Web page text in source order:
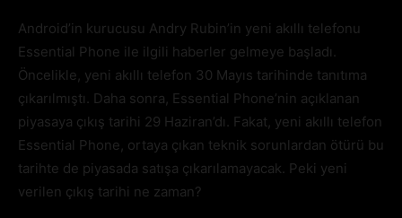
Android’in kurucusu Andry Rubin’in yeni akıllı telefonu
Essential Phone ile ilgili haberler gelmeye başladı.
Öncelikle, yeni akıllı telefon 30 Mayıs tarihinde tanıtıma
çıkarılmıştı. Daha sonra, Essential Phone’nin açıklanan
piyasaya çıkış tarihi 29 Haziran’dı. Fakat, yeni akıllı telefon
Essential Phone, ortaya çıkan teknik sorunlardan ötürü bu
tarihte de piyasada satışa çıkarılamayacak. Peki yeni
verilen çıkış tarihi ne zaman?